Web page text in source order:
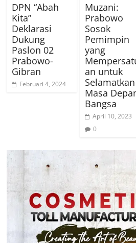
DPN “Abah
Kita”
Deklarasi
Dukung
Paslon 02
Prabowo-
Gibran
Februari 4, 2024
Muzani:
Prabowo
Sosok
Pemimpin
yang
an untuk
Selamatkan
Masa
Bangsa
April 10, 2023
0